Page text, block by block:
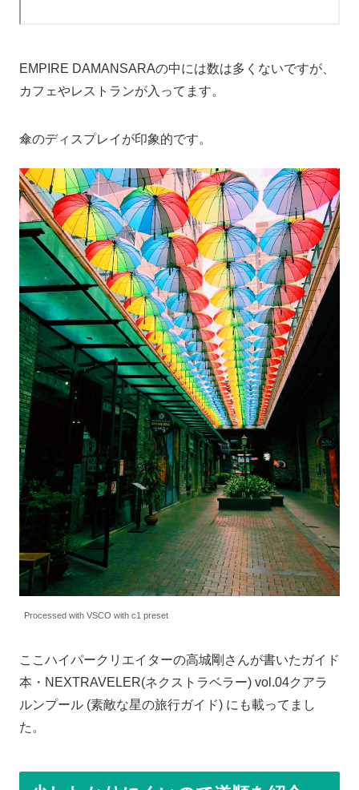
EMPIRE DAMANSARAの中には数は多くないですが、
カフェやレストランが入ってます。
傘のディスプレイが印象的です。
Processed with VSCO with c1 preset
ここハイパークリエイターの高城剛さんが書いたガイド
本・NEXTRAVELER(ネクストラベラー) vol.04クアラ
ルンプール (素敵な星の旅行ガイド) にも載ってまし
た。